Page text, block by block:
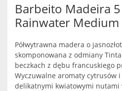
Barbeito Madeira 5
Rainwater
Półwytrawna madera o
skomponowana z odmiany
beczkach z dębu francuskiego
Wyczuwalne aromaty cytrusów
delikatnymi kwiatowymi nutami